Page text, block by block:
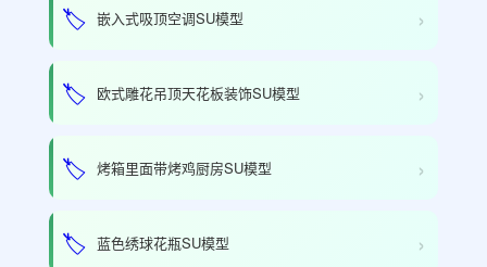
🏷️ 嵌入式吸顶空调SU模型 ›
🏷️ 欧式雕花吊顶天花板装饰SU模型 ›
🏷️ 烤箱里面带烤鸡厨房SU模型 ›
🏷️ 蓝色绣球花瓶SU模型 ›